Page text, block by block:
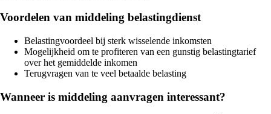
Voordelen van middeling belastingdienst
Belastingvoordeel bij sterk wisselende inkomsten
Mogelijkheid om te profiteren van een gunstig belastingtarief
over het gemiddelde inkomen
Terugvragen van te veel betaalde belasting
Wanneer is middeling aanvragen interessant?